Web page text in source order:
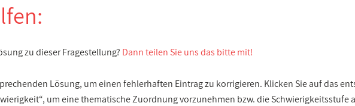
zu dieser Fragestellung? Dann teilen Sie uns das bitte mit!
Lösung, um einen fehlerhaften Eintrag zu korrigieren. Klicken Sie auf das
um eine thematische Zuordnung vorzunehmen bzw. die Schwierigkeitsstufe